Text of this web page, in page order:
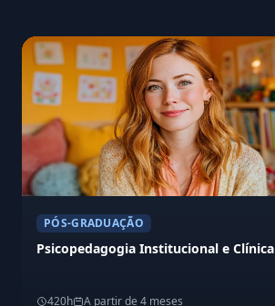
PÓS-GRADUAÇÃO
Psicopedagogia Institucional e Clínica
420h A partir de 4 meses